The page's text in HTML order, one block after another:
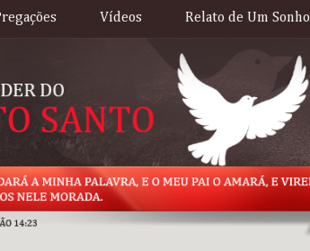
Vídeos Relato de Um Sonho